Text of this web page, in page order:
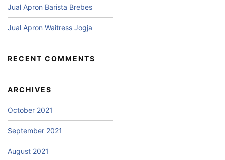
Jual Apron Barista Brebes
Jual Apron Waitress Jogja
RECENT COMMENTS
ARCHIVES
October 2021
September 2021
August 2021